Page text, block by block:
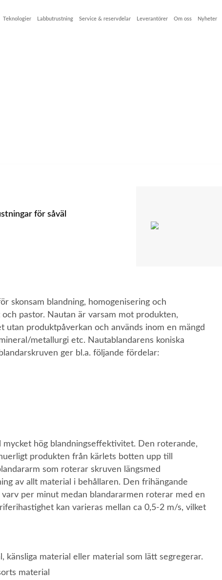
Teknologier Labbutrustning Service & reservdelar Leverantörer Om oss Nyheter
för såväl
skonsam blandning, homogenisering och
pastor. Nautan är varsam mot produkten,
utan produktpåverkan och används inom en mängd
metallurgi etc. Nautablandarens koniska
ger bl.a. följande fördelar:
hög blandningseffektivitet. Den roterande,
produkten från kärlets botten upp till
som roterar skruven längsmed
av allt material i behållaren. Den frihängande
per minut medan blandararmen roterar med en
kan varieras mellan ca 0,5-2 m/s, vilket
känsliga material eller material som lätt segregerar.
material